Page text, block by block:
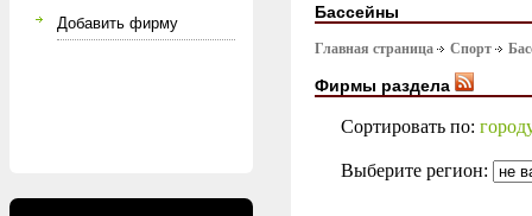
Добавить фирму
Бассейны
Главная страница Спорт
Фирмы раздела
Сортировать по:
Выберите регион: